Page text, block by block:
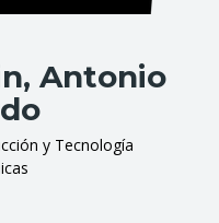
Antonio
y Tecnología